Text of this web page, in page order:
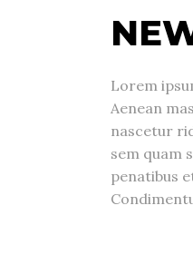
Lorem
Aenean
nascetur
sem quam
penatibus